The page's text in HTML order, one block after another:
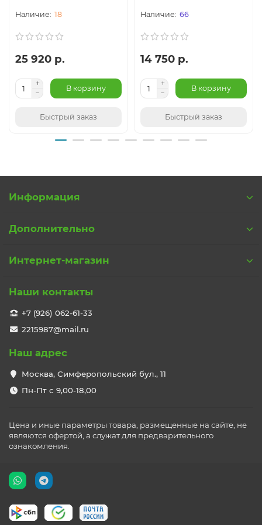
18
25 920 р.
В корзину
Быстрый заказ
66
14 750 р.
В корзину
Быстрый заказ
Информация
Дополнительно
Интернет-магазин
Наши контакты
+7 (926) 062-61-33
2215987@mail.ru
Наш адрес
Москва, Симферопольский бул., 11
Пн-Пт с 9,00-18,00
Цена и иные параметры товара, размещенные на сайте, не
являются офертой, а служат для предварительного
ознакомления.